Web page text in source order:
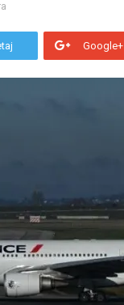
Google+